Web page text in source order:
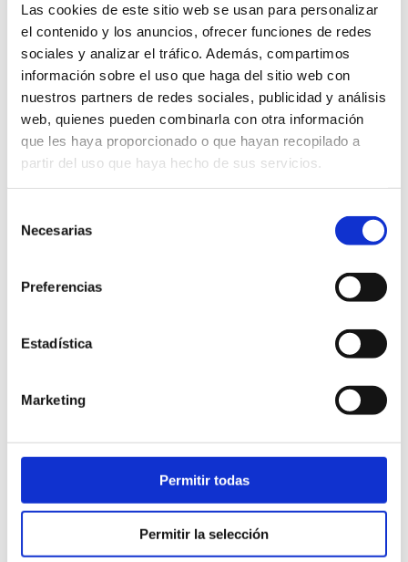
Las cookies de este sitio web se usan para personalizar
el contenido y los anuncios, ofrecer funciones de redes
sociales y analizar el tráfico. Además, compartimos
información sobre el uso que haga del sitio web con
nuestros partners de redes sociales, publicidad y análisis
web, quienes pueden combinarla con otra información
que les haya proporcionado o que hayan recopilado a
partir del uso que haya hecho de sus servicios.
Necesarias
Preferencias
Estadística
Marketing
Permitir todas
Permitir la selección
fabricar celosías de aluminio, pero
también de acero, de zinc o de cobre), lo
reducido del demérito que se produce
(un factor que contribuye a unuso más
eficiente de los recursos naturalesy
a unahorro energéticoen el
reciclado).
mediante la perfilación están
barnices o tintes como en el caso del
lacados por el sistema coil-coating en el
con unas características muy exigentes
color muy elevada y una excelente
Umbelco y la perfilación